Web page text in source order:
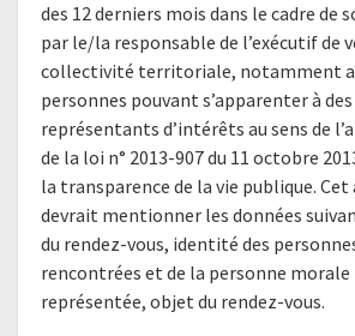
des 12 derniers mois dans le cadre de
par le/la responsable de l’exécutif de
collectivité territoriale, notamment
personnes pouvant s’apparenter à des
représentants d’intérêts au sens de
de la loi n° 2013-907 du 11 octobre
la transparence de la vie publique. Cet
devrait mentionner les données
du rendez-vous, identité des
rencontrées et de la personne morale
représentée, objet du rendez-vous.